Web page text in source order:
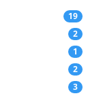
19
2
1
2
3